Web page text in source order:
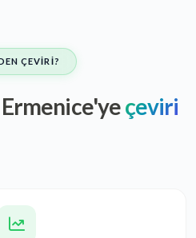
ÇEVIRI?
çeviri